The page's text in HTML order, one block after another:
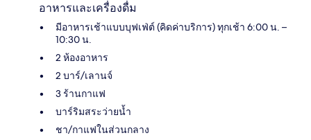
อาหารและเครื่องดื่ม
มีอาหารเช้าแบบบุฟเฟ่ต์ (คิดค่าบริการ) ทุกเช้า 6:00 น. –
10:30 น.
2 ห้องอาหาร
2 บาร์/เลานจ์
3 ร้านกาแฟ
บาร์ริมสระว่ายน้ำ
ชา/กาแฟในส่วนกลาง